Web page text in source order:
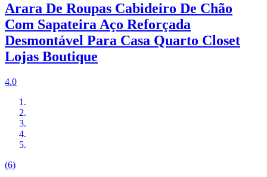
Arara De Roupas Cabideiro De Chão
Com Sapateira Aço Reforçada
Desmontável Para Casa Quarto Closet
Lojas Boutique
4.0
(6)